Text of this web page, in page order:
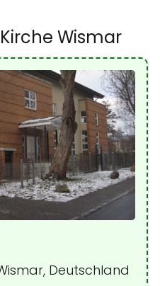
Wismar
Deutschland